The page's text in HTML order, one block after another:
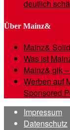
deutlich
Über Mainz&
Mainz&
Was ist
Mainz& gik
Werben auf
Sponsored
Impressum
Datenschutz